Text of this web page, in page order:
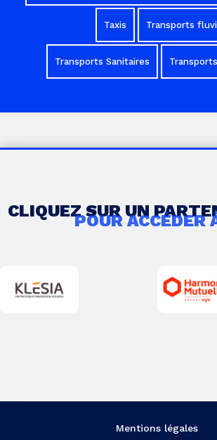
Taxis Transports
Transports Sanitaires
CLIQUEZ SUR UN
POUR ACCÉDER
Mentions légales